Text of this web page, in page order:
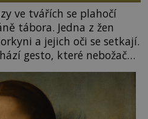
ve tvářích se plahočí
tábora. Jedna z žen
a jejich oči se setkají.
gesto, které nebožačku
komory. Jména jako
Josef Mengele (1911–
(1900–1945) zná každý,
Jenže […]